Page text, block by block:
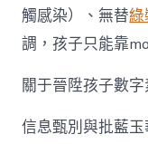
觸感染）、無替
調，孩子只能靠
關于晉陞孩子數
信息甄別與批藍